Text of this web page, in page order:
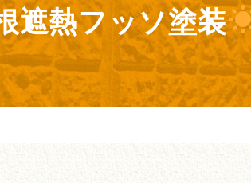
遮熱フッソ塗装